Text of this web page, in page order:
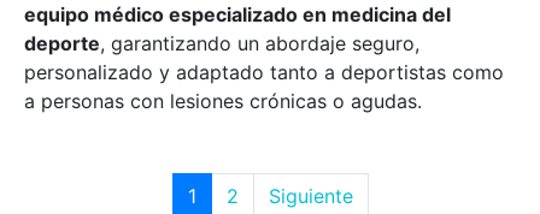
equipo médico especializado en medicina del
deporte, garantizando un abordaje seguro,
personalizado y adaptado tanto a deportistas como
a personas con lesiones crónicas o agudas.
1 2 Siguiente